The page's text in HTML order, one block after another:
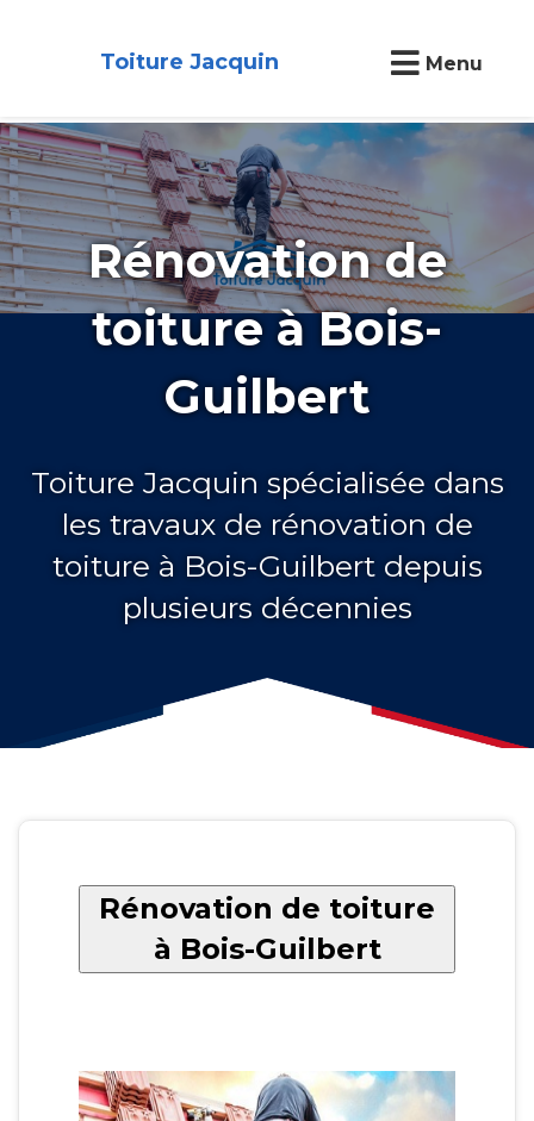
Toiture Jacquin Menu
Rénovation de
toiture à Bois-
Guilbert
Toiture Jacquin spécialisée dans
les travaux de rénovation de
toiture à Bois-Guilbert depuis
plusieurs décennies
Rénovation de toiture
à Bois-Guilbert